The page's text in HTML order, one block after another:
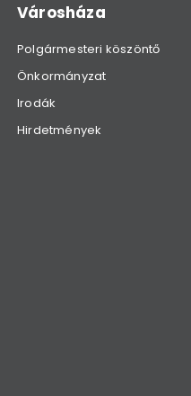
Városháza
Polgármesteri köszöntő
Önkormányzat
Irodák
Hirdetmények